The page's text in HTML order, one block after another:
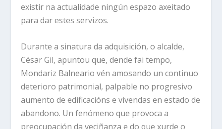
existir na actualidade ningún espazo axeitado
para dar estes servizos.
Durante a sinatura da adquisición, o alcalde,
César Gil, apuntou que, dende fai tempo,
Mondariz Balneario vén amosando un continuo
deterioro patrimonial, palpable no progresivo
aumento de edificacións e vivendas en estado de
abandono. Un fenómeno que provoca a
preocupación da veciñanza e do que xurde o